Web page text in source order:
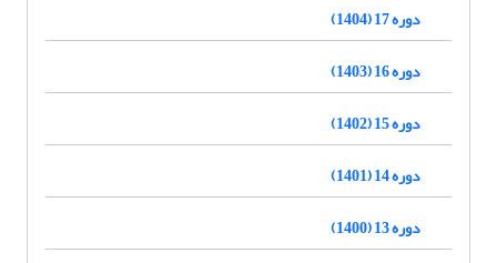
دوره 17 (1404)
دوره 16 (1403)
دوره 15 (1402)
دوره 14 (1401)
دوره 13 (1400)